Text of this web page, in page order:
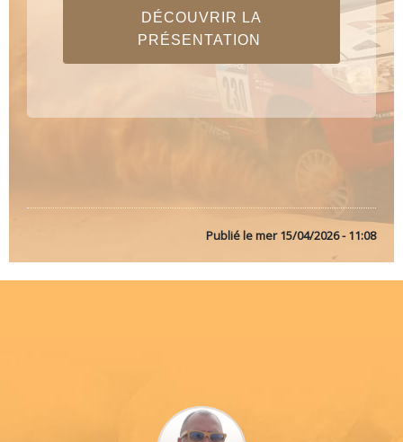
DÉCOUVRIR LA
PRÉSENTATION
Publié lemer 15/04/2026 - 11:08